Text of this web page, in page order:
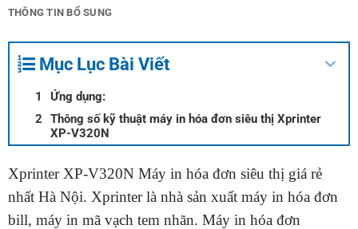
THÔNG TIN BỔ SUNG
Mục Lục Bài Viết
Ứng dụng:
Thông số kỹ thuật máy in hóa đơn siêu thị Xprinter
XP-V320N
XprinterXP-V320N Máy in hóa đơn siêu thị giá rẻ
nhất Hà Nội. Xprinter là nhà sản xuất máy in hóa đơn
bill, máy in mã vạch tem nhãn. Máy in hóa đơn